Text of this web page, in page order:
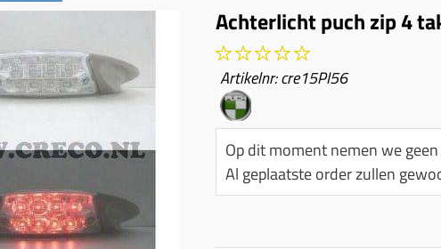
Achterlicht puch zip 4
Artikelnr:cre15PI56
Op dit moment nemen we
Al geplaatste order zullen